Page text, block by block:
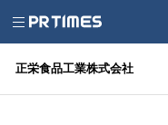
正栄食品工業株式会社